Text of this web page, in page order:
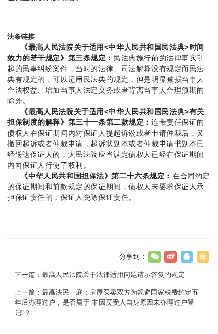
法条链接
《最高人民法院关于适用<中华人民共和国民法典>时间
效力的若干规定》第三条规定： 民法典施行前的法律事实引
起的民事纠纷案件，当时的法律、司法解释没有规定而民法
典有规定的，可以适用民法典的规定，但是明显减损当事人
合法权益、增加当事人法定义务或者背离当事人合理预期的
除外。
《最高人民法院关于适用<中华人民共和国民法典>有关
担保制度的解释》第三十一条第二款规定： 连带责任保证的
债权人在保证期间内对保证人提起诉讼或者申请仲裁后，又
撤回起诉或者仲裁申请，起诉状副本或者仲裁申请书副本已
经送达保证人的，人民法院应当认定债权人已经在保证期间
内向保证人行使了权利。
《中华人民共和国担保法》第二十六条规定：在合同约定
的保证期间和前款规定的保证期间，债权人未要求保证人承
担保证责任的，保证人免除保证责任。
分享到：
下一篇： 最高人民法院关于法律适用问题请示答复的规定
上一篇： 最高法民一庭：房屋买卖双方为规避国家税费约定五
年后办理过户，是否属于“非因买受人自身原因未办理过户登
记”？